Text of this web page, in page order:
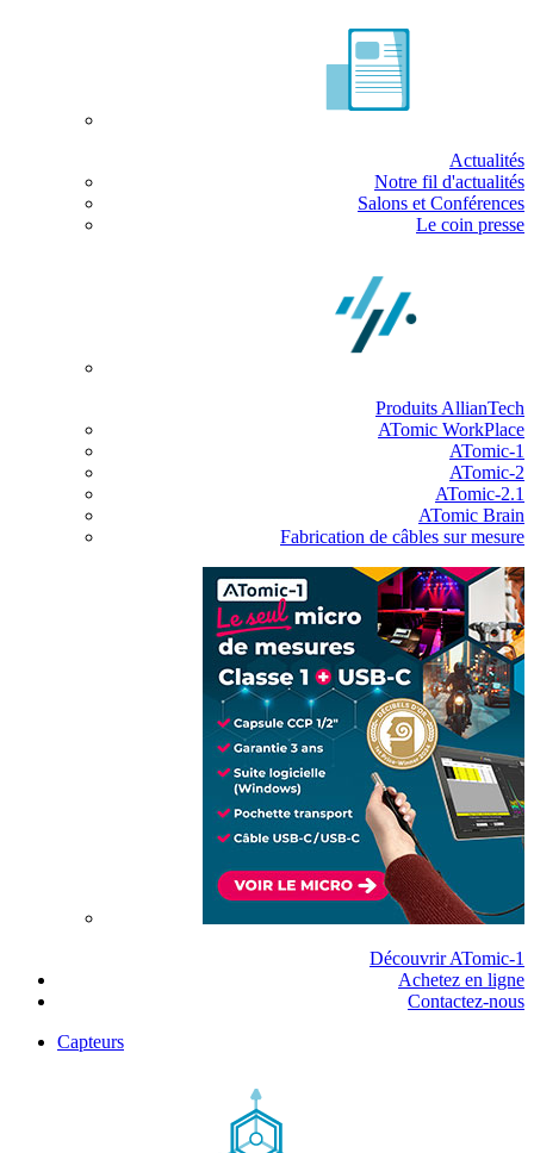
Actualités
Notre fil d'actualités
Salons et Conférences
Le coin presse
Produits AllianTech
ATomic WorkPlace
ATomic-1
ATomic-2
ATomic-2.1
ATomic Brain
Fabrication de câbles sur mesure
Découvrir ATomic-1
Achetez en ligne
Contactez-nous
Capteurs